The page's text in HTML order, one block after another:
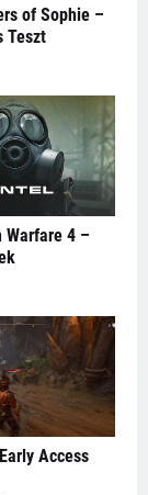
of Sophie –
Teszt
Warfare 4 –
Access